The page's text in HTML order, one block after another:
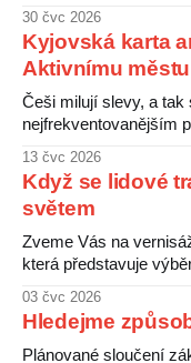
Rodiče s tímto plánem
30 čvc 2026
Kyjovská karta
Aktivnímu městu
Češi milují slevy, a tak
nejfrekventovanějším
zaměstnavatele a ti
komunálních politiků.
13 čvc 2026
Když se lidové
světem
Zveme Vás na
která představuje
jako uzavřená
nachází nové podoby
ukazuje, jak se tradice
03 čvc 2026
Hledejme
Plánované sloučení